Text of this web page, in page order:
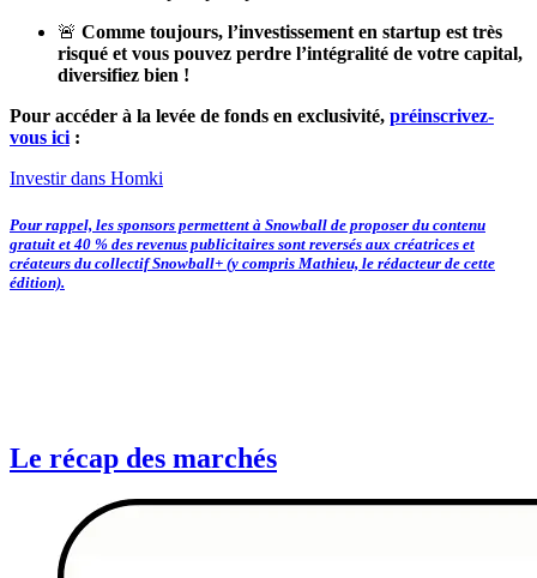
🚨 Comme toujours, l’investissement en startup est très
risqué et vous pouvez perdre l’intégralité de votre capital,
diversifiez bien !
Pour accéder à la levée de fonds en exclusivité, préinscrivez-
vous ici :
Investir dans Homki
Pour rappel, les sponsors permettent à Snowball de proposer du contenu
gratuit et 40 % des revenus publicitaires sont reversés aux créatrices et
créateurs du collectif Snowball+ (y compris Mathieu, le rédacteur de cette
édition).
Le récap des marchés